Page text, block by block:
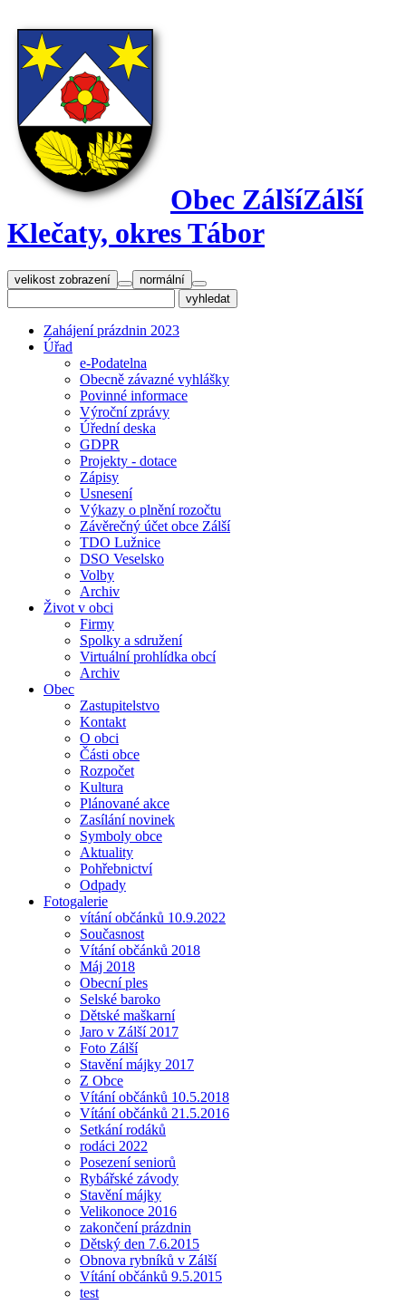
Obec ZálšíZálší
Klečaty, okres Tábor
velikost zobrazení normální
Zahájení prázdnin 2023
Úřad
e-Podatelna
Obecně závazné vyhlášky
Povinné informace
Výroční zprávy
Úřední deska
GDPR
Projekty - dotace
Zápisy
Usnesení
Výkazy o plnění rozočtu
Závěrečný účet obce Zálší
TDO Lužnice
DSO Veselsko
Volby
Archiv
Život v obci
Firmy
Spolky a sdružení
Virtuální prohlídka obcí
Archiv
Obec
Zastupitelstvo
Kontakt
O obci
Části obce
Rozpočet
Kultura
Plánované akce
Zasílání novinek
Symboly obce
Aktuality
Pohřebnictví
Odpady
Fotogalerie
vítání občánků 10.9.2022
Současnost
Vítání občánků 2018
Máj 2018
Obecní ples
Selské baroko
Dětské maškarní
Jaro v Zálší 2017
Foto Zálší
Stavění májky 2017
Z Obce
Vítání občánků 10.5.2018
Vítání občánků 21.5.2016
Setkání rodáků
rodáci 2022
Posezení seniorů
Rybářské závody
Stavění májky
Velikonoce 2016
zakončení prázdnin
Dětský den 7.6.2015
Obnova rybníků v Zálší
Vítání občánků 9.5.2015
test